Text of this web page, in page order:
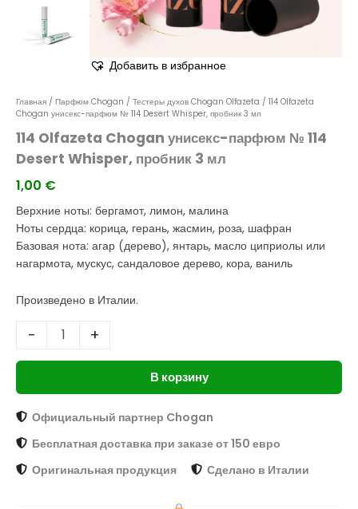
Добавить в избранное
Главная / Парфюм Chogan / Тестеры духов Chogan Olfazeta / 114 Olfazeta
Chogan унисекс-парфюм № 114 Desert Whisper, пробник 3 мл
114 Olfazeta Chogan унисекс-парфюм № 114
Desert Whisper, пробник 3 мл
1,00 €
Верхние ноты: бергамот, лимон, малина
Ноты сердца: корица, герань, жасмин, роза, шафран
Базовая нота: агар (дерево), янтарь, масло циприолы или
нагармота, мускус, сандаловое дерево, кора, ваниль
Произведено в Италии.
- +
В корзину
Официальный партнер Chogan
Бесплатная доставка при заказе от 150 евро
Оригинальная продукция
Сделано в Италии